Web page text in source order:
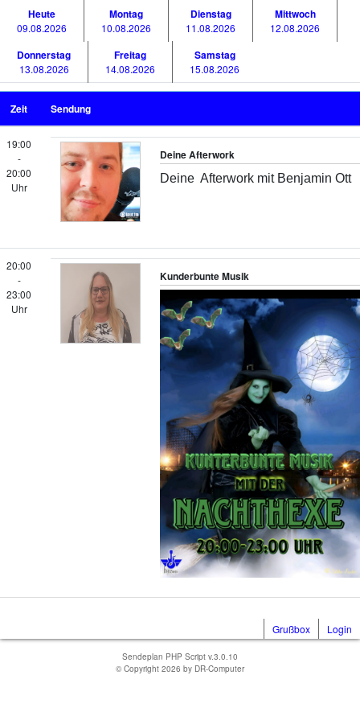
Heute
09.08.2026
Montag
10.08.2026
Dienstag
11.08.2026
Mittwoch
12.08.2026
Donnerstag
13.08.2026
Freitag
14.08.2026
Samstag
15.08.2026
Zeit Sendung
19:00
-
20:00
Uhr
Deine Afterwork
Deine Afterwork mit Benjamin Ott
20:00
-
23:00
Uhr
Kunderbunte Musik
Grußbox Login
Sendeplan PHP Script v.3.0.10
© Copyright 2026 by DR-Computer